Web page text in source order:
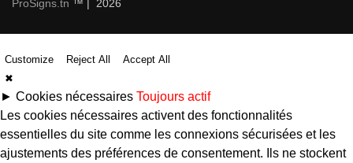
ProSigns.tn ™ | 2026
Customize Reject All
Accept All
✖
► Cookies nécessaires Toujours actif
Les cookies nécessaires activent des fonctionnalités
essentielles du site comme les connexions sécurisées et les
ajustements des préférences de consentement. Ils ne stockent